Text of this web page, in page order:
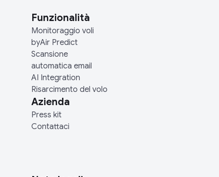
Funzionalità
Monitoraggio voli
byAir Predict
Scansione
automatica email
AI Integration
Risarcimento del volo
Azienda
Press kit
Contattaci